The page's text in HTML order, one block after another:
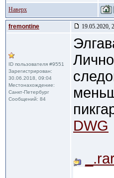
Наверх
fremontine 19.05.2020,
ID пользователя #9551
Зарегистрирован:
30.06.2018, 09:04
Местонахождение:
Санкт-Петербург
Сообщений: 84
DWG